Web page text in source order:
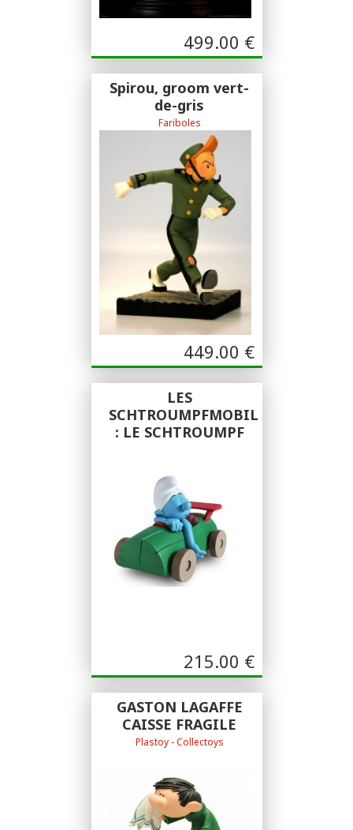
499.00 €
Spirou, groom vert-
de-gris
Fariboles
Sculpture Pascal Rodier
449.00 €
LES
SCHTROUMPFMOBILES
: LE SCHTROUMPF
LES SCHTROUMPFMOBILES : LE
SCHTROUMPF PARESSEUX
215.00 €
GASTON LAGAFFE
CAISSE FRAGILE
Plastoy - Collectoys